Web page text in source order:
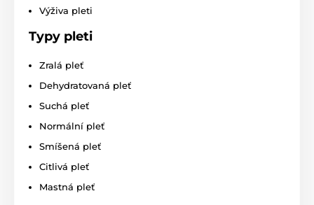
Výživa pleti
Typy pleti
Zralá pleť
Dehydratovaná pleť
Suchá pleť
Normální pleť
Smíšená pleť
Citlivá pleť
Mastná pleť